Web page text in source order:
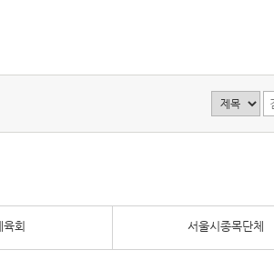
육회 서울시종목단체